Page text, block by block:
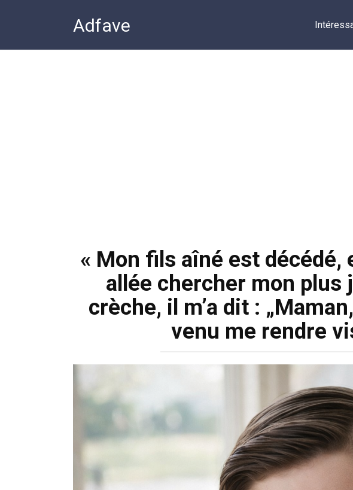
Adfave
« Mon fils aîné est décédé,
allée chercher mon plus
crèche, il m’a dit :
venu me rendre